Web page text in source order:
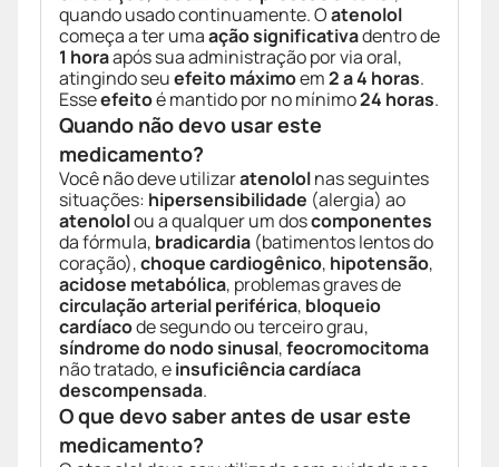
quando usado continuamente. Oatenolol
começa a ter umaação significativadentro de
1 horaapós sua administração por via oral,
atingindo seuefeito máximoem2 a 4 horas.
Esseefeitoé mantido por no mínimo24 horas.
Quando não devo usar este
medicamento?
Você não deve utilizaratenololnas seguintes
situações: hipersensibilidade (alergia) ao
atenololou a qualquer um doscomponentes
da fórmula, bradicardia (batimentos lentos do
coração),choque cardiogênico, hipotensão,
acidose metabólica, problemas graves de
circulação arterial periférica, bloqueio
cardíacode segundo ou terceiro grau,
síndrome do nodo sinusal,feocromocitoma
não tratado, einsuficiência cardíaca
descompensada.
O que devo saber antes de usar este
medicamento?